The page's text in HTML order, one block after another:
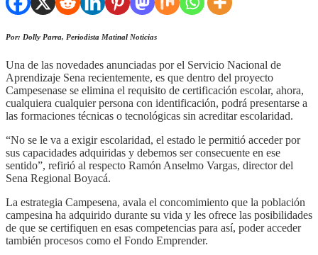
Por: Dolly Parra, Periodista Matinal Noticias
Una de las novedades anunciadas por el Servicio Nacional de
Aprendizaje Sena recientemente, es que dentro del proyecto
Campesenase se elimina el requisito de certificación escolar, ahora,
cualquiera cualquier persona con identificación, podrá presentarse a
las formaciones técnicas o tecnológicas sin acreditar escolaridad.
“No se le va a exigir escolaridad, el estado le permitió acceder por
sus capacidades adquiridas y debemos ser consecuente en ese
sentido”, refirió al respecto Ramón Anselmo Vargas, director del
Sena Regional Boyacá.
La estrategia Campesena, avala el concomimiento que la población
campesina ha adquirido durante su vida y les ofrece las posibilidades
de que se certifiquen en esas competencias para así, poder acceder
también procesos como el Fondo Emprender.